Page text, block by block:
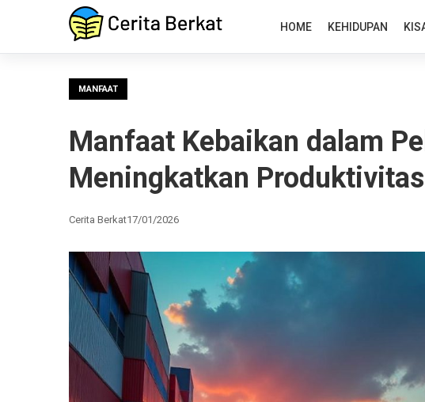
HOME KEHIDUPAN
MANFAAT
Manfaat Kebaikan dalam
Meningkatkan
Cerita Berkat17/01/2026